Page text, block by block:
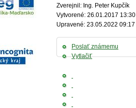
Zverejnil: Ing. Peter Kupčík
Vytvorené: 26.01.2017 13:30
Upravené: 23.05.2022 09:17
Poslať známemu
Vytlačiť